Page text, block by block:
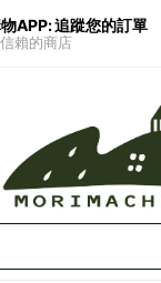
APP: 追蹤您的訂單
賴的商店